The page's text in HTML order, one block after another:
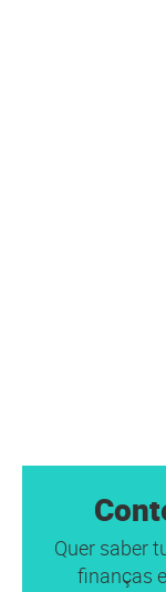
Quer saber
finanças